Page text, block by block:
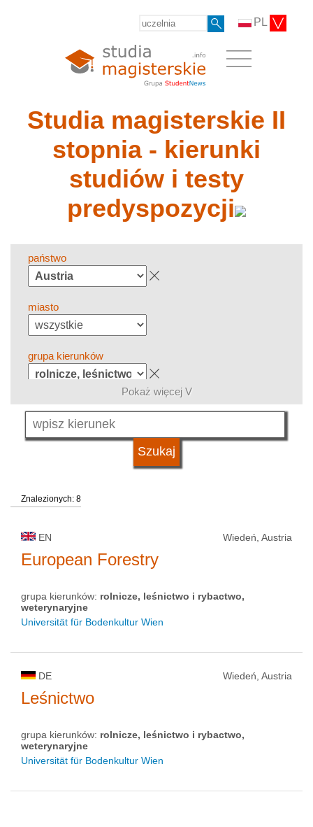
PL
Studia magisterskie II
stopnia - kierunki
studiów i testy
predyspozycji
państwo
miasto
grupa kierunków
język
typ uczelni
status uczelni
Pokaż więcej V
Znalezionych: 8
EN Wiedeń, Austria
European Forestry
grupa kierunków: rolnicze, leśnictwo i rybactwo,
weterynaryjne
Universität für Bodenkultur Wien
DE Wiedeń, Austria
Leśnictwo
grupa kierunków: rolnicze, leśnictwo i rybactwo,
weterynaryjne
Universität für Bodenkultur Wien